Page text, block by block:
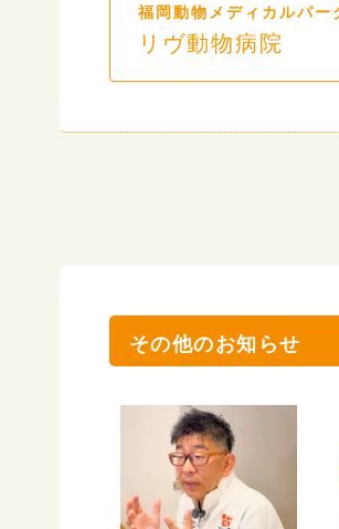
福岡動物メディカルパー
リヴ動物病院
その他のお知らせ